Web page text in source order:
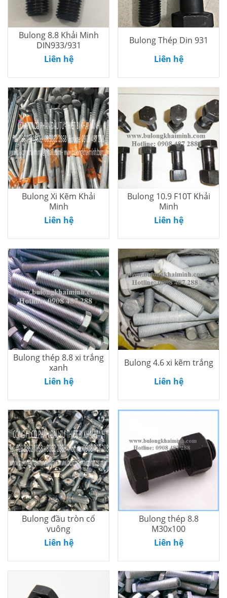
Thêm vào
Bulong 8.8 Khải Minh
DIN933/931
Liên hệ
Bulong Thép Din 931
Liên hệ
Thêm vào
Bulong Xi Kẽm Khải
Minh
Liên hệ
Thêm vào
Bulong 10.9 F10T Khải
Minh
Liên hệ
Thêm vào
Bulong thép 8.8 xi trắng
xanh
Liên hệ
Bulong 4.6 xi kẽm trắng
Liên hệ
Thêm vào
Bulong đầu tròn cổ
vuông
Liên hệ
Thêm vào
Bulong thép 8.8
M30x100
Liên hệ